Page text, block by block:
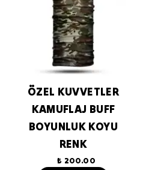
ÖZEL KUVVETLER
KAMUFLAJ BUFF
BOYUNLUK KOYU
RENK
₺ 200.00